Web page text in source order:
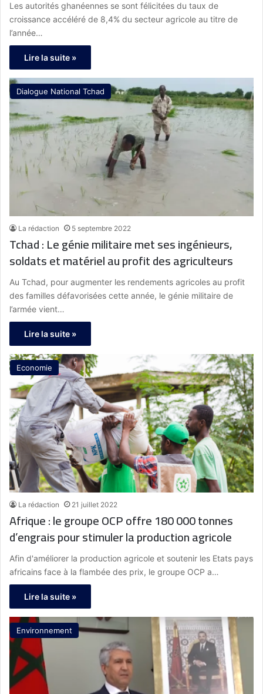
Les autorités ghanéennes se sont félicitées du taux de
croissance accéléré de 8,4% du secteur agricole au titre de
l’année…
Lire la suite »
Dialogue National Tchad
La rédaction 5 septembre 2022
Tchad : Le génie militaire met ses ingénieurs,
soldats et matériel au profit des agriculteurs
Au Tchad, pour augmenter les rendements agricoles au profit
des familles défavorisées cette année, le génie militaire de
l’armée vient…
Lire la suite »
Economie
La rédaction 21 juillet 2022
Afrique : le groupe OCP offre 180 000 tonnes
d’engrais pour stimuler la production agricole
Afin d'améliorer la production agricole et soutenir les Etats pays
africains face à la flambée des prix, le groupe OCP a…
Lire la suite »
Environnement